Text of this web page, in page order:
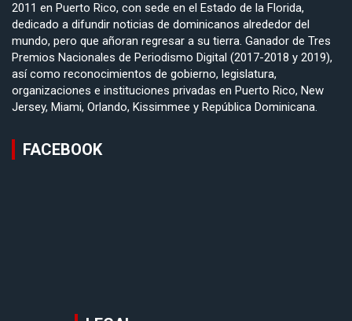
2011 en Puerto Rico, con sede en el Estado de la Florida,
dedicado a difundir noticias de dominicanos alrededor del
mundo, pero que añoran regresar a su tierra. Ganador de Tres
Premios Nacionales de Periodismo Digital (2017-2018 y 2019),
así como reconocimientos de gobierno, legislatura,
organizaciones e instituciones privadas en Puerto Rico, New
Jersey, Miami, Orlando, Kissimmee y República Dominicana.
FACEBOOK